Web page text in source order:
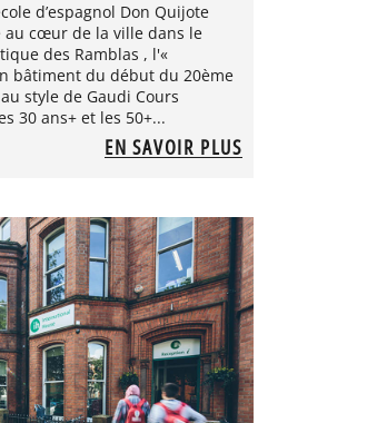
d’espagnol Don Quijote
au cœur de la ville dans le
des Ramblas , l'«
bâtiment du début du 20ème
style de Gaudi Cours
30 ans+ et les 50+...
EN SAVOIR PLUS